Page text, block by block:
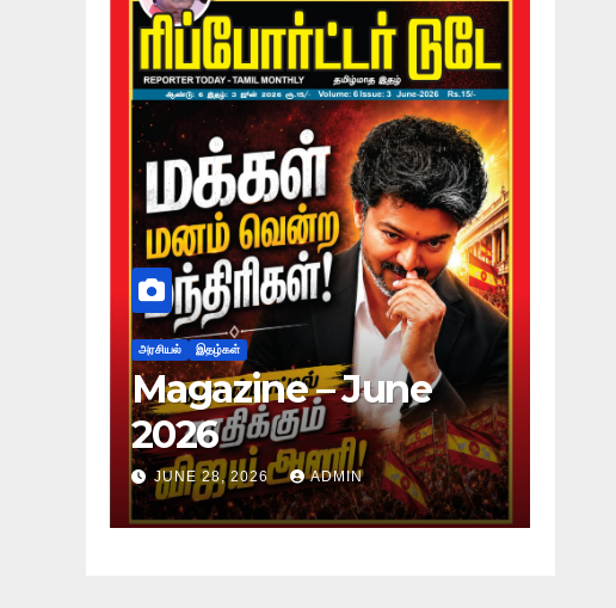
அரசியல் இதழ்கள்
Magazine – June
2026
JUNE 28, 2026 ADMIN